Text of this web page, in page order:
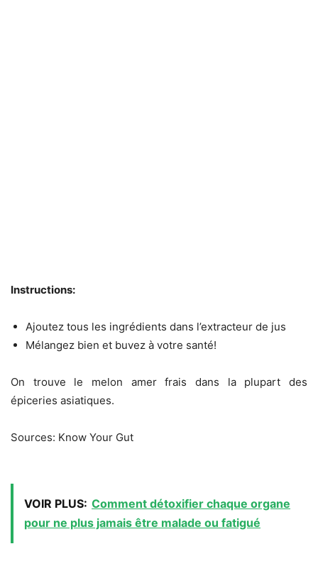
Instructions:
Ajoutez tous les ingrédients dans l’extracteur de jus
Mélangez bien et buvez à votre santé!
On trouve le melon amer frais dans la plupart des
épiceries asiatiques.
Sources: Know Your Gut
VOIR PLUS: Comment détoxifier chaque organe
pour ne plus jamais être malade ou fatigué